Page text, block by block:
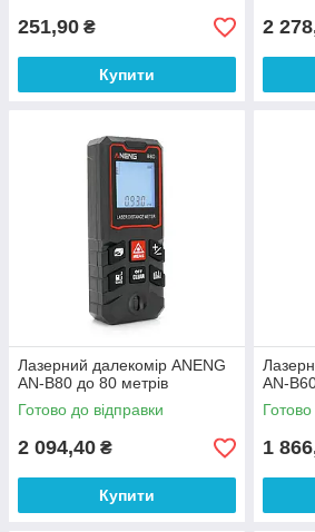
251,90 ₴
Купити
2
Лазерний далекомір ANENG
AN-B80 до 80 метрів
Готово до відправки
2 094,40 ₴
Купити
AN-
1